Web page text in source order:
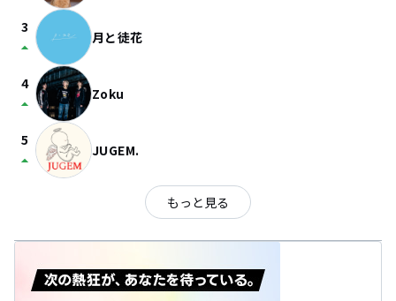
3
arrow_drop_up 月と徒花
4
arrow_drop_up Zoku
5
arrow_drop_up JUGEM.
もっと見る